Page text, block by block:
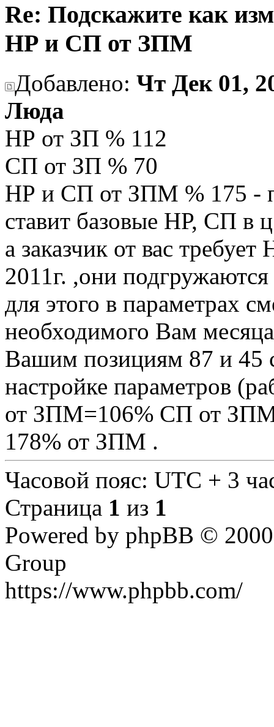
Re: Подскажите как
НР и СП от ЗПМ
Добавлено: Чт Дек 01,
Люда
НР от ЗП % 112
СП от ЗП % 70
НР и СП от ЗПМ % 175 -
ставит базовые НР, СП в
а заказчик от вас
2011г. ,они
для этого в параметрах
необходимого Вам
Вашим позициям 87 и 45
настройке параметров
от ЗПМ=106% СП от
178% от ЗПМ .
Часовой пояс: UTC + 3
Страница 1 из 1
Powered by phpBB ©
Group
https://www.phpbb.com/